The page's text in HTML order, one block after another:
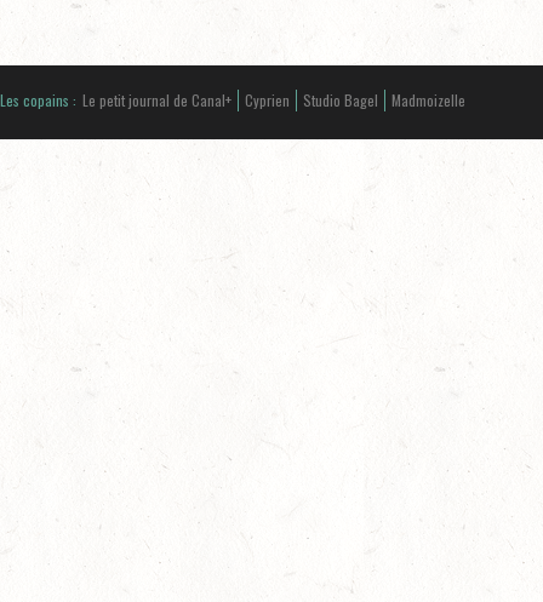
Les copains : Le petit journal de Canal+ Cyprien Studio Bagel Madmoizelle